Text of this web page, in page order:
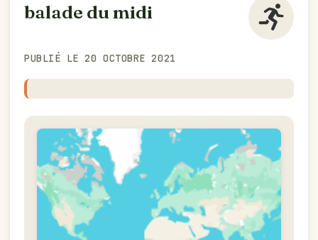
balade du midi
PUBLIÉ LE 20 OCTOBRE 2021